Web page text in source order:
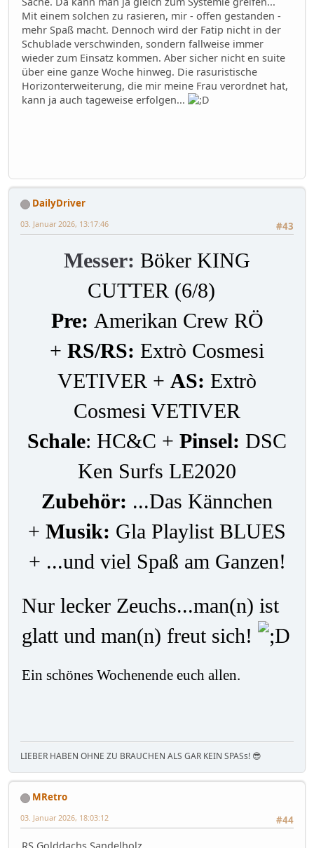
Mit einem solchen zu rasieren, mir - offen gestanden -
mehr Spaß macht. Dennoch wird der Fatip nicht in der
Schublade verschwinden, sondern fallweise immer
wieder zum Einsatz kommen. Aber sicher nicht en suite
über eine ganze Woche hinweg. Die rasuristische
Horizonterweiterung, die mir meine Frau verordnet hat,
kann ja auch tageweise erfolgen...
DailyDriver
#43
03. Januar 2026, 13:17:46
Messer: Böker KING
CUTTER (6/8)
Pre: Amerikan Crew RÖ
+ RS/RS: Extrò Cosmesi
VETIVER + AS: Extrò
Cosmesi VETIVER
Schale: HC&C + Pinsel: DSC
Ken Surfs LE2020
Zubehör: ...Das Kännchen
+ Musik: Gla Playlist BLUES
+ ...und viel Spaß am Ganzen!
Nur lecker Zeuchs...man(n) ist
glatt und man(n) freut sich!
Ein schönes Wochenende euch allen.